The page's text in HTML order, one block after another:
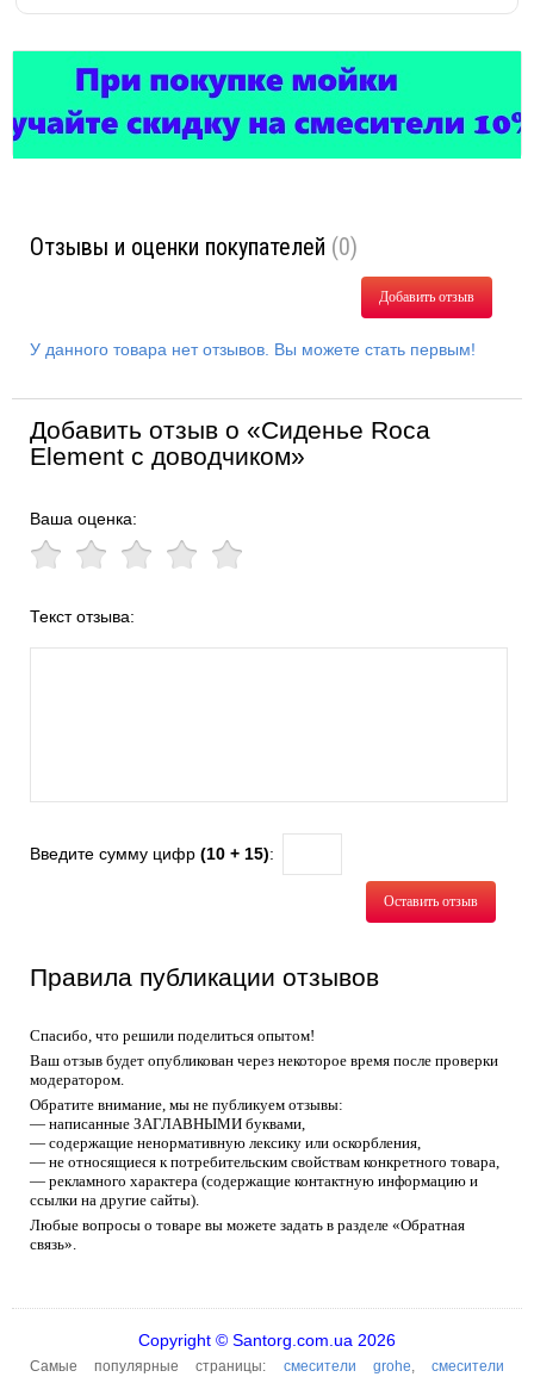
Отзывы и оценки покупателей (0)
Добавить отзыв
У данного товара нет отзывов. Вы можете стать первым!
Добавить отзыв о «Сиденье Roca
Element с доводчиком»
Ваша оценка:
Текст отзыва:
Введите сумму цифр (10 + 15):
Оставить отзыв
Правила публикации отзывов
Спасибо, что решили поделиться опытом!
Ваш отзыв будет опубликован через некоторое время после проверки
модератором.
Обратите внимание, мы не публикуем отзывы:
— написанные ЗАГЛАВНЫМИ буквами,
— содержащие ненормативную лексику или оскорбления,
— не относящиеся к потребительским свойствам конкретного товара,
— рекламного характера (содержащие контактную информацию и
ссылки на другие сайты).
Любые вопросы о товаре вы можете задать в разделе «Обратная
связь».
Copyright © Santorg.com.ua 2026
Самые популярные страницы: смесители grohe,смесители